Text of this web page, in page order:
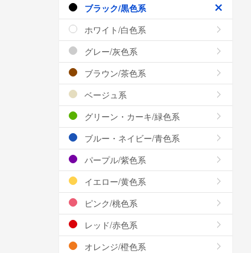
ブラック/黒色系
ホワイト/白色系
グレー/灰色系
ブラウン/茶色系
ベージュ系
グリーン・カーキ/緑色系
ブルー・ネイビー/青色系
パープル/紫色系
イエロー/黄色系
ピンク/桃色系
レッド/赤色系
オレンジ/橙色系